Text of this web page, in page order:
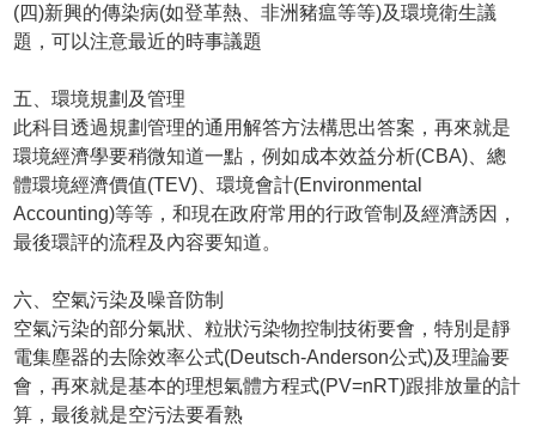
(四)新興的傳染病(如登革熱、非洲豬瘟等等)及環境衛生議
題，可以注意最近的時事議題
五、環境規劃及管理
此科目透過規劃管理的通用解答方法構思出答案，再來就是
環境經濟學要稍微知道一點，例如成本效益分析(CBA)、總
體環境經濟價值(TEV)、環境會計(Environmental
Accounting)等等，和現在政府常用的行政管制及經濟誘因，
最後環評的流程及內容要知道。
六、空氣污染及噪音防制
空氣污染的部分氣狀、粒狀污染物控制技術要會，特別是靜
電集塵器的去除效率公式(Deutsch-Anderson公式)及理論要
會，再來就是基本的理想氣體方程式(PV=nRT)跟排放量的計
算，最後就是空污法要看熟